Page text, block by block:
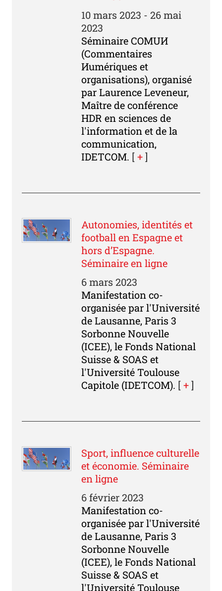
10 mars 2023 - 26 mai
2023
Séminaire COMUИ
(Commentaires
Иumériques et
organisations), organisé
par Laurence Leveneur,
Maître de conférence
HDR en sciences de
l'information et de la
communication,
IDETCOM. [+]
Autonomies, identités et
football en Espagne et
hors d’Espagne.
Séminaire en ligne
6 mars 2023
Manifestation co-
organisée par l'Université
de Lausanne, Paris 3
Sorbonne Nouvelle
(ICEE), le Fonds National
Suisse & SOAS et
l'Université Toulouse
Capitole (IDETCOM). [+]
Sport, influence culturelle
et économie. Séminaire
en ligne
6 février 2023
Manifestation co-
organisée par l'Université
de Lausanne, Paris 3
Sorbonne Nouvelle
(ICEE), le Fonds National
Suisse & SOAS et
l'Université Toulouse